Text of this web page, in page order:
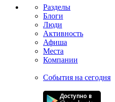
Разделы
Блоги
Люди
Активность
Афиша
Места
Компании
События на сегодня